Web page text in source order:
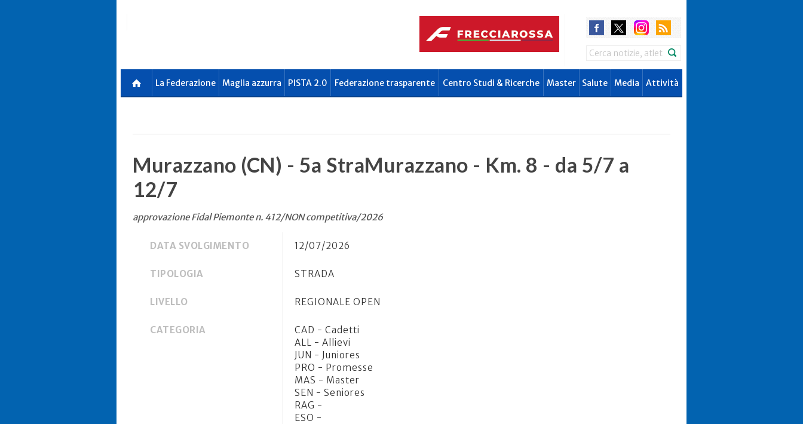
Search
La Federazione Maglia azzurra PISTA 2.0 Federazione trasparente Centro Studi & Ricerche Master Salute Media Attività
Murazzano (CN) - 5a StraMurazzano - Km. 8 - da 5/7 a
12/7
approvazione Fidal Piemonte n. 412/NON competitiva/2026
DATA SVOLGIMENTO 12/07/2026
TIPOLOGIA STRADA
LIVELLO REGIONALE OPEN
CATEGORIA
CAD - Cadetti
ALL - Allievi
JUN - Juniores
PRO - Promesse
MAS - Master
SEN - Seniores
RAG -
ESO -